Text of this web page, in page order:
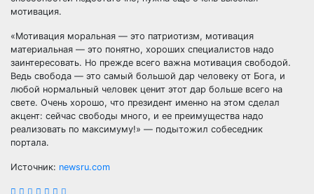
мотивация.
«Мотивация моральная — это патриотизм, мотивация
материальная — это понятно, хороших специалистов надо
заинтересовать. Но прежде всего важна мотивация свободой.
Ведь свобода — это самый большой дар человеку от Бога, и
любой нормальный человек ценит этот дар больше всего на
свете. Очень хорошо, что президент именно на этом сделал
акцент: сейчас свободы много, и ее преимущества надо
реализовать по максимуму!» — подытожил собеседник
портала.
Источник: newsru.com